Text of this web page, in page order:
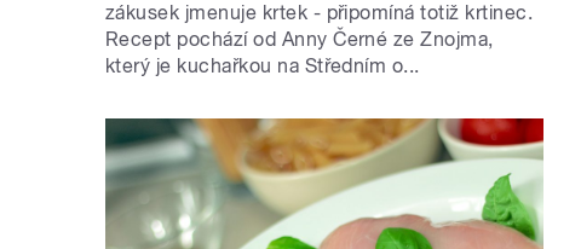
zákusek jmenuje krtek - připomíná totiž krtinec.
Recept pochází od Anny Černé ze Znojma,
který je kuchařkou na Středním o...